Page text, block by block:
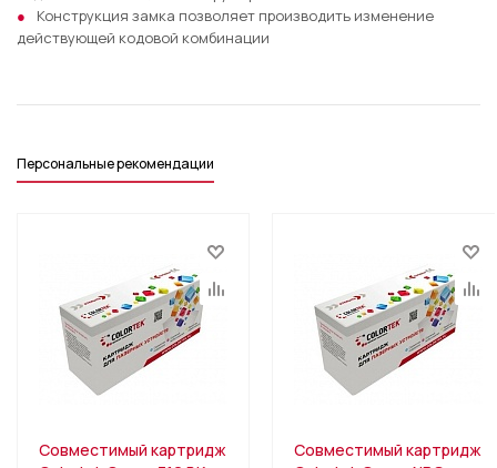
Конструкция замка позволяет производить изменение
действующей кодовой комбинации
Персональные рекомендации
Совместимый картридж
Совместимый картридж